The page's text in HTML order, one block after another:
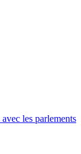
les parlements